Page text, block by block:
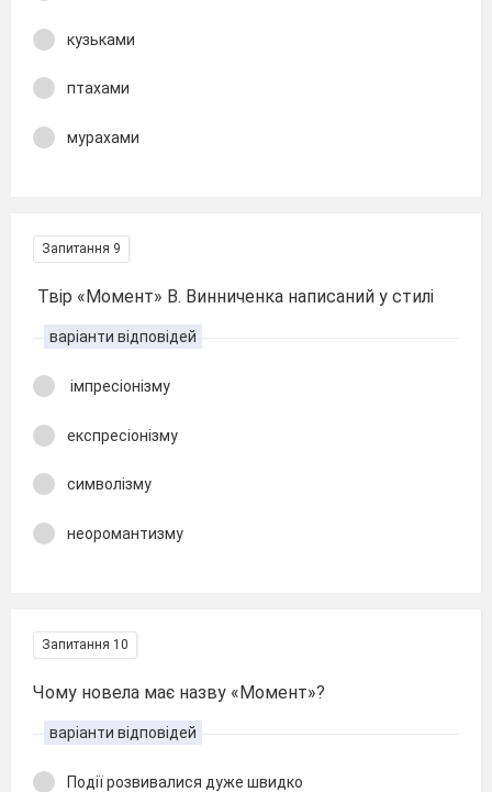
кузьками
птахами
мурахами
Запитання 9
Твір «Момент» В. Винниченка написаний у стилі
варіанти відповідей
імпресіонізму
експресіонізму
символізму
неоромантизму
Запитання 10
Чому новела має назву «Момент»?
варіанти відповідей
Події розвивалися дуже швидко